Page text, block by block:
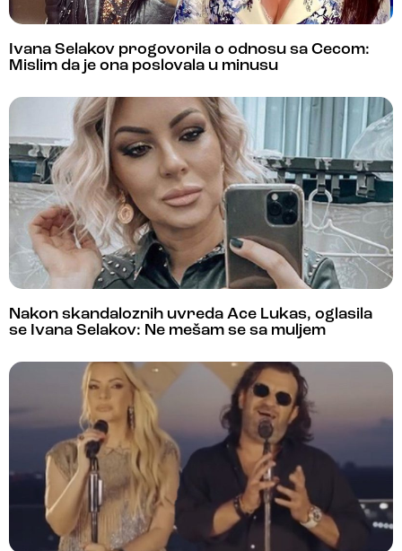
Ivana Selakov progovorila o odnosu sa Cecom:
Mislim da je ona poslovala u minusu
Nakon skandaloznih uvreda Ace Lukas, oglasila
se Ivana Selakov: Ne mešam se sa muljem